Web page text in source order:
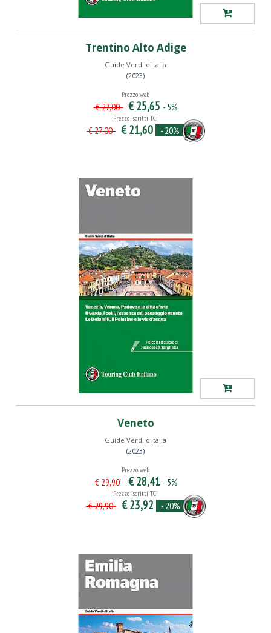
Trentino Alto Adige
Guide Verdi d'Italia
(2023)
Prezzo web
€ 27,00 € 25,65 - 5%
Prezzo iscritti TCI
€ 27,00 € 21,60 - 20%
Veneto
Guide Verdi d'Italia
(2023)
Prezzo web
€ 29,90 € 28,41 - 5%
Prezzo iscritti TCI
€ 29,90 € 23,92 - 20%